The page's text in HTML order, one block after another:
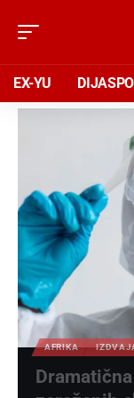
EX-YU
AFRIKA